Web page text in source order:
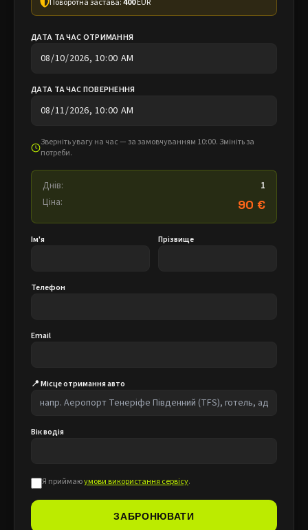
Поворотна застава:400EUR
ДАТА ТА ЧАС ОТРИМАННЯ
ДАТА ТА ЧАС ПОВЕРНЕННЯ
Зверніть увагу на час — за замовчуванням 10:00. Змініть за
потреби.
Днів:
1
Ціна:
90 €
Ім'я Прізвище
Телефон
Email
📍 Місце отримання авто
Вік водія
Я приймаюумови використання сервісу.
ЗАБРОНЮВАТИ